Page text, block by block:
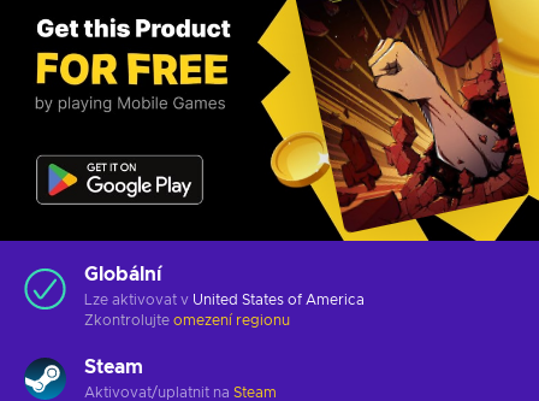
Globální
Lze aktivovat v United States of America
Zkontrolujte omezení regionu
Steam
Aktivovat/uplatnit na Steam